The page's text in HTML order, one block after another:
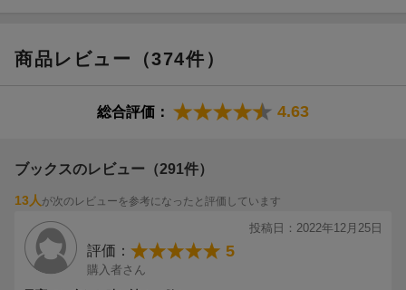
ちの寝顔を見ながら、いいこいいこと頭をなでてから眠りにつ
けば、次の日はまた優しい笑顔のお母さんで朝を迎えられそう
持ちになれる本です。（カオリンゴカモシレナイさん 40代・
大阪府 男の子9歳、男の子3歳）
商品レビュー（374件）
総合評価： 4.63
ブックスのレビュー（291件）
13人 が次のレビューを参考になったと評価しています
投稿日：2022年12月25日
評価： 5
購入者さん